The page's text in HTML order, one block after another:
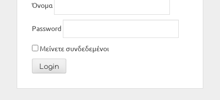
Όνομα
Password
Μείνετε συνδεδεμένοι